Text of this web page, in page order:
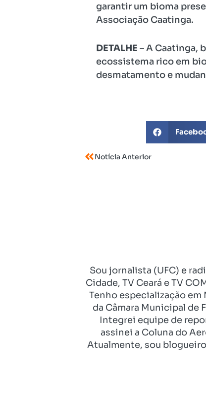
garantir um bioma
Associação Caatinga.
DETALHE – A Caatinga,
ecossistema rico em
desmatamento e
Notícia Anterior
Sou jornalista (UFC) e
Cidade, TV Ceará e TV
Tenho especialização
da Câmara Municipal de
Integrei equipe de
assinei a Coluna do
Atualmente, sou